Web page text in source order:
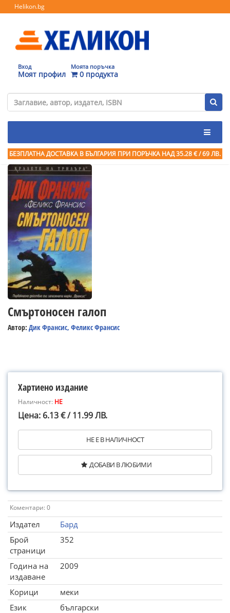
Helikon.bg
Вход
Моят профил
Моята поръчка
0 продукта
БЕЗПЛАТНА ДОСТАВКА В БЪЛГАРИЯ ПРИ ПОРЪЧКА НАД 35.28 € / 69 ЛВ.
Смъртоносен галоп
Автор: Дик Франсис, Феликс Франсис
Хартиено издание
Наличност: НЕ
Цена: 6.13 € / 11.99 ЛВ.
НЕ Е В НАЛИЧНОСТ
ДОБАВИ В ЛЮБИМИ
Коментари: 0
Издател
Бард
Брой
страници
352
Година на
издаване
2009
Корици
меки
Език
български